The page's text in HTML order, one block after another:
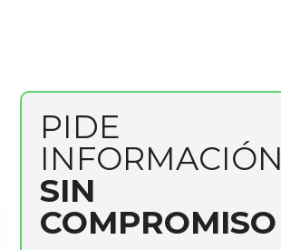
PIDE
INFORMACIÓN
SIN
COMPROMISO